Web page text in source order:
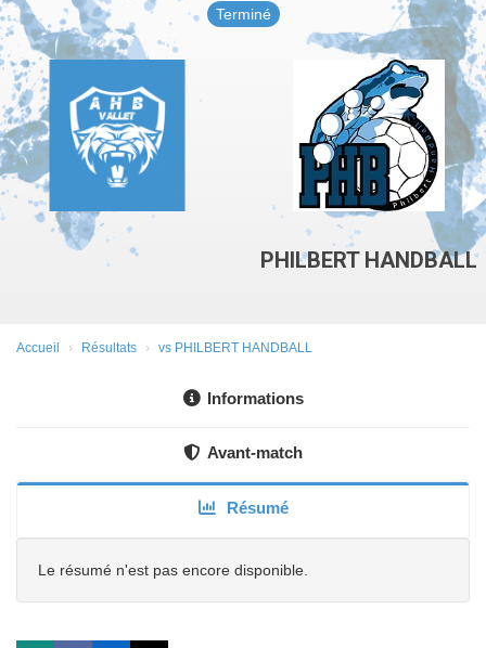
Terminé
PHILBERT HANDBALL
Accueil Résultats vs PHILBERT HANDBALL
Informations
Avant-match
Résumé
Le résumé n'est pas encore disponible.